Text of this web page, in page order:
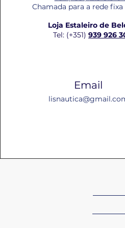
Chamada para a rede
Loja Estaleiro de
Tel: (+351)939 926
Email